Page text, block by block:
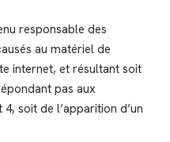
responsable des
au matériel de
internet, et résultant soit
pas aux
soit de l’apparition d’un